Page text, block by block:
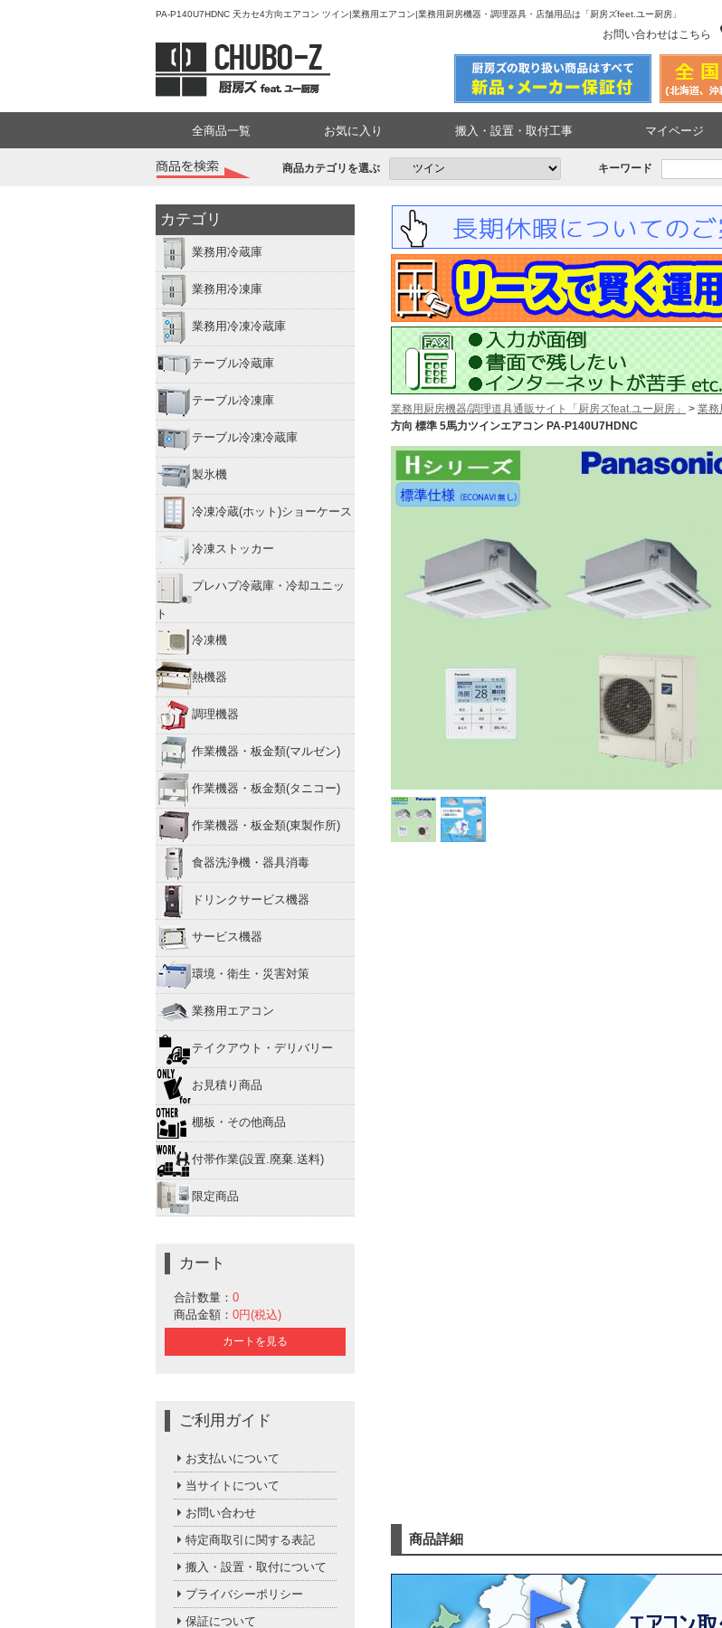
PA-P140U7HDNC 天カセ4方向エアコン ツイン|業務用エアコン|業務用厨房機器・調理器具・店舗用品は「厨房ズfeet.ユー厨房」
お問い合わせはこちら
全商品一覧 お気に入り 搬入・設置・取付工事 マイページ
商品カテゴリを選ぶ キーワード
カテゴリ
業務用冷蔵庫
業務用冷凍庫
業務用冷凍冷蔵庫
テーブル冷蔵庫
テーブル冷凍庫
テーブル冷凍冷蔵庫
製氷機
冷凍冷蔵(ホット)ショーケース
冷凍ストッカー
プレハブ冷蔵庫・冷却ユニッ
ト
冷凍機
熱機器
調理機器
作業機器・板金類(マルゼン)
作業機器・板金類(タニコー)
作業機器・板金類(東製作所)
食器洗浄機・器具消毒
ドリンクサービス機器
サービス機器
環境・衛生・災害対策
業務用エアコン
テイクアウト・デリバリー
お見積り商品
棚板・その他商品
付帯作業(設置.廃棄.送料)
限定商品
カート
合計数量： 0
商品金額： 0円(税込)
カートを見る
ご利用ガイド
お支払いについて
当サイトについて
お問い合わせ
特定商取引に関する表記
搬入・設置・取付について
プライバシーポリシー
保証について
業務用厨房機器/調理道具通販サイト「厨房ズfeat.ユー厨房」 > 業務
方向 標準 5馬力ツインエアコン PA-P140U7HDNC
商品詳細